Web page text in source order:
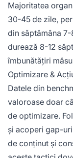
Majoritatea
30-45 de zile,
din săptămâna
durează 8-12
îmbunătățiri
Optimizare &
Datele din
valoroase doar
de optimizare.
și acoperi gap-
de conținut și